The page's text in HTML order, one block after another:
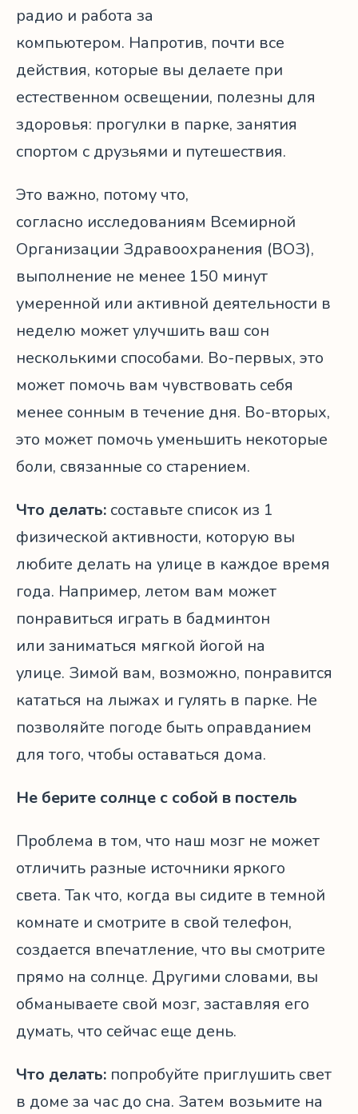
радио и работа за
компьютером. Напротив, почти все
действия, которые вы делаете при
естественном освещении, полезны для
здоровья: прогулки в парке, занятия
спортом с друзьями и путешествия.
Это важно, потому что,
согласно исследованиям Всемирной
Организации Здравоохранения (ВОЗ),
выполнение не менее 150 минут
умеренной или активной деятельности в
неделю может улучшить ваш сон
несколькими способами. Во-первых, это
может помочь вам чувствовать себя
менее сонным в течение дня. Во-вторых,
это может помочь уменьшить некоторые
боли, связанные со старением.
Что делать: составьте список из 1
физической активности, которую вы
любите делать на улице в каждое время
года. Например, летом вам может
понравиться играть в бадминтон
или заниматься мягкой йогой на
улице. Зимой вам, возможно, понравится
кататься на лыжах и гулять в парке. Не
позволяйте погоде быть оправданием
для того, чтобы оставаться дома.
Не берите солнце с собой в постель
Проблема в том, что наш мозг не может
отличить разные источники яркого
света. Так что, когда вы сидите в темной
комнате и смотрите в свой телефон,
создается впечатление, что вы смотрите
прямо на солнце. Другими словами, вы
обманываете свой мозг, заставляя его
думать, что сейчас еще день.
Что делать: попробуйте приглушить свет
в доме за час до сна. Затем возьмите на